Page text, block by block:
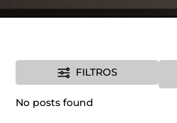
FILTROS
No posts found